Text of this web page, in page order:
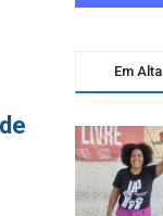
Em Alta